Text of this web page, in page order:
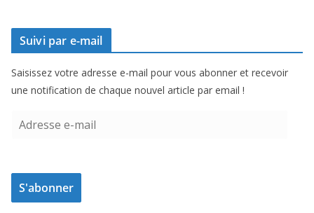
Suivi par e-mail
Saisissez votre adresse e-mail pour vous abonner et recevoir
une notification de chaque nouvel article par email !
e
s
S'abonner